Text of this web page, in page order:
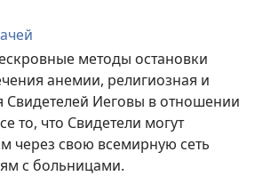
методы остановки
анемии, религиозная и
Свидетелей Иеговы в отношении
то, что Свидетели могут
через свою всемирную сеть
с больницами.